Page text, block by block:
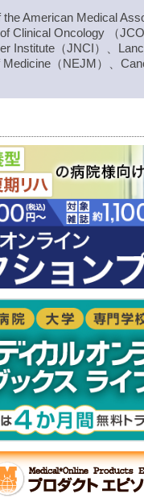
the American Medical
Clinical Oncology （
Institute（JNCI）、
Medicine（NEJM）、